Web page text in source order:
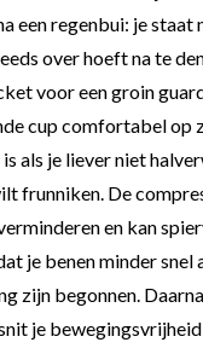
een regenbui: je staat
over hoeft na te
voor een groin
cup comfortabel op
als je liever niet
frunniken. De
en kan
je benen minder snel
zijn begonnen.
je